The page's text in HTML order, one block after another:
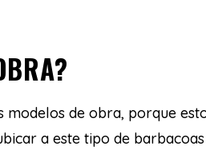
de obra, porque
a este tipo de